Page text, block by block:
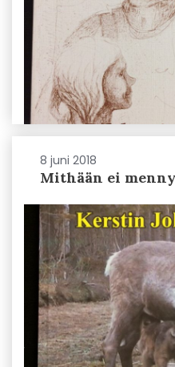
8 juni 2018
Mithään ei